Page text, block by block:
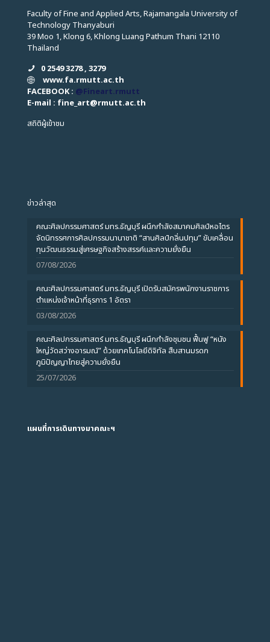
Faculty of Fine and Applied Arts, Rajamangala University of
Technology Thanyaburi
39 Moo 1, Klong 6, Khlong Luang Pathum Thani 12110
Thailand
0 2549 3278 , 3279
www.fa.rmutt.ac.th
FACEBOOK : @Fineart.rmutt
E-mail : fine_art@rmutt.ac.th
สถิติผู้เข้าชม
ข่าวล่าสุด
คณะศิลปกรรมศาสตร์ มทร.ธัญบุรี ผนึกกำลังสมาคมศิลป์หอไตร
จัดนิทรรศการศิลปกรรมนานาชาติ “สานศิลป์กลิ่นปทุม” ขับเคลื่อน
ทุนวัฒนธรรมสู่เศรษฐกิจสร้างสรรค์และความยั่งยืน
07/08/2026
คณะศิลปกรรมศาสตร์ มทร.ธัญบุรี เปิดรับสมัครพนักงานราชการ
ตำแหน่งเจ้าหน้าที่ธุรการ 1 อัตรา
03/08/2026
คณะศิลปกรรมศาสตร์ มทร.ธัญบุรี ผนึกกำลังชุมชน ฟื้นฟู “หนัง
ใหญ่วัดสว่างอารมณ์” ด้วยเทคโนโลยีดิจิทัล สืบสานมรดก
ภูมิปัญญาไทยสู่ความยั่งยืน
25/07/2026
แผนที่การเดินทางมาคณะฯ